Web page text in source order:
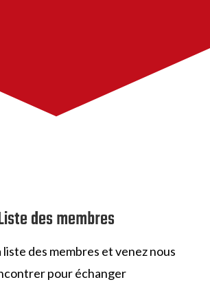
des membres
des membres et venez nous
pour échanger